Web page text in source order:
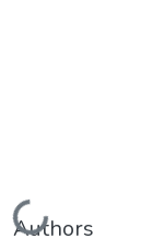
Cargando...
Authors